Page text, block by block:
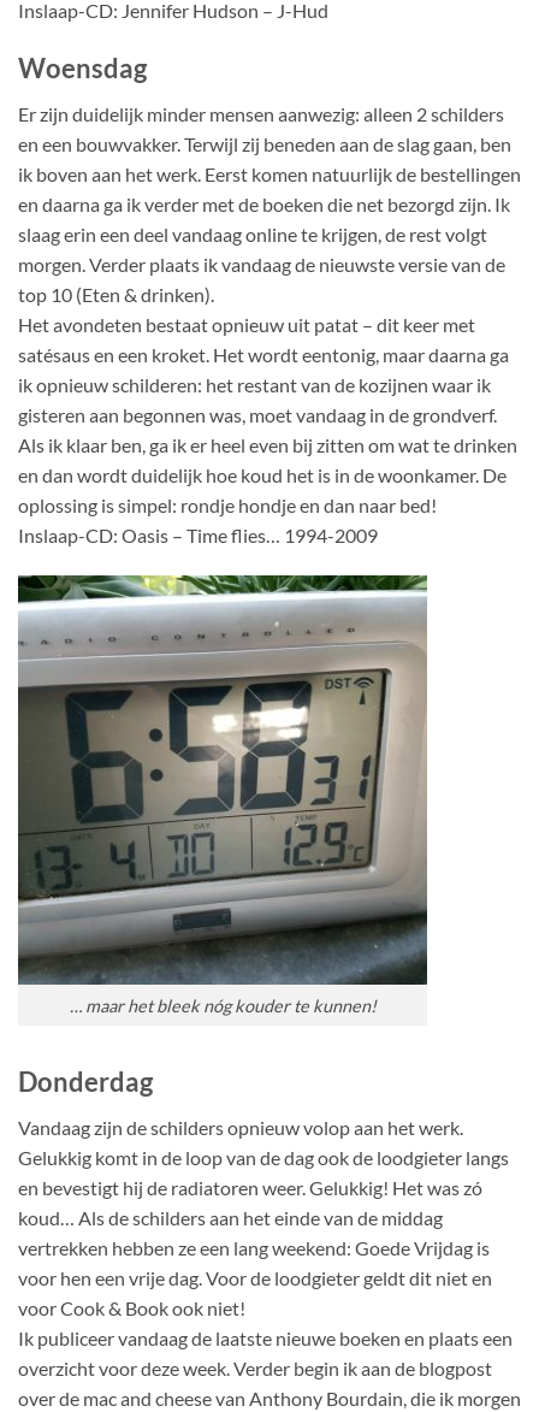
Inslaap-CD: Jennifer Hudson – J-Hud
Woensdag
Er zijn duidelijk minder mensen aanwezig: alleen 2 schilders
en een bouwvakker. Terwijl zij beneden aan de slag gaan, ben
ik boven aan het werk. Eerst komen natuurlijk de bestellingen
en daarna ga ik verder met de boeken die net bezorgd zijn. Ik
slaag erin een deel vandaag online te krijgen, de rest volgt
morgen. Verder plaats ik vandaag de nieuwste versie van de
top 10 (Eten & drinken).
Het avondeten bestaat opnieuw uit patat – dit keer met
satésaus en een kroket. Het wordt eentonig, maar daarna ga
ik opnieuw schilderen: het restant van de kozijnen waar ik
gisteren aan begonnen was, moet vandaag in de grondverf.
Als ik klaar ben, ga ik er heel even bij zitten om wat te drinken
en dan wordt duidelijk hoe koud het is in de woonkamer. De
oplossing is simpel: rondje hondje en dan naar bed!
Inslaap-CD: Oasis – Time flies… 1994-2009
… maar het bleek nóg kouder te kunnen!
Donderdag
Vandaag zijn de schilders opnieuw volop aan het werk.
Gelukkig komt in de loop van de dag ook de loodgieter langs
en bevestigt hij de radiatoren weer. Gelukkig! Het was zó
koud… Als de schilders aan het einde van de middag
vertrekken hebben ze een lang weekend: Goede Vrijdag is
voor hen een vrije dag. Voor de loodgieter geldt dit niet en
voor Cook & Book ook niet!
Ik publiceer vandaag de laatste nieuwe boeken en plaats een
overzicht voor deze week. Verder begin ik aan de blogpost
over de mac and cheese van Anthony Bourdain, die ik morgen